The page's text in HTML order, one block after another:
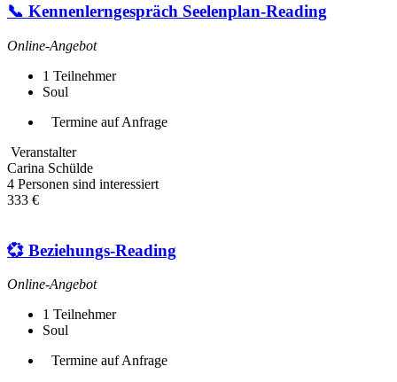
📞 Kennenlerngespräch Seelenplan-Reading
Online-Angebot
1 Teilnehmer
Soul
Termine auf Anfrage
Veranstalter
Carina Schülde
4 Personen sind interessiert
333 €
💞 Beziehungs-Reading
Online-Angebot
1 Teilnehmer
Soul
Termine auf Anfrage